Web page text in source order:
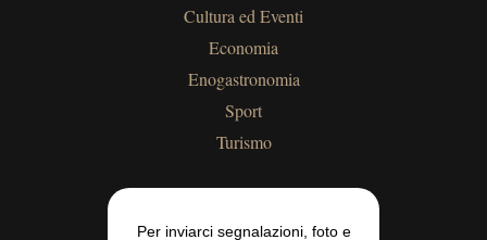
Cultura ed Eventi
Economia
Enogastronomia
Sport
Turismo
Per inviarci segnalazioni, foto e